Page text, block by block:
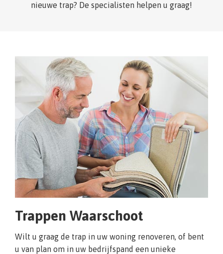
nieuwe trap? De specialisten helpen u graag!
Trappen Waarschoot
Wilt u graag de trap in uw woning renoveren, of bent
u van plan om in uw bedrijfspand een unieke